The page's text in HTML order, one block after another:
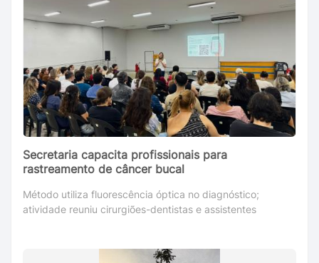
Secretaria capacita profissionais para
rastreamento de câncer bucal
Método utiliza fluorescência óptica no diagnóstico;
atividade reuniu cirurgiões-dentistas e assistentes